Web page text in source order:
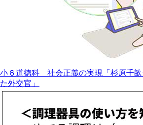
小６道徳科 社会正義の実現「杉原千畝
た外交官」